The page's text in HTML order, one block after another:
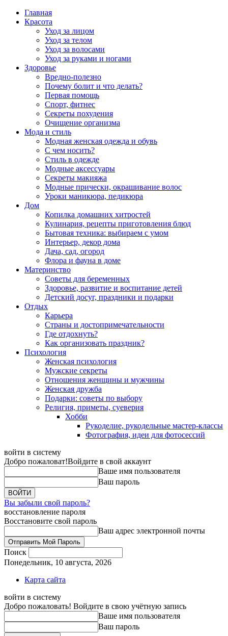
Главная
Красота
Уход за лицом
Уход за телом
Уход за волосами
Уход за руками и ногами
Здоровье
Вредно-полезно
Почему болит и что делать?
Первая помощь
Спорт, фитнес
Секреты похудения
Очищение организма
Мода и стиль
Модная женская одежда и обувь
С чем носить?
Стиль в одежде
Модные аксессуары
Секреты макияжа
Модные прически, окрашивание волос
Уроки маникюра, педикюра
Дом
Копилка домашних хитростей
Кулинария, рецепты приготовления блюд
Бытовая техника: выбираем с умом
Интерьер, декор дома
Дача, сад, огород
Флора и фауна в доме
Материнство
Советы для беременных
Здоровье, развитие и воспитание детей
Детский досуг, праздники и подарки
Отдых
Карьера
Страны и достопримечательности
Где отдохнуть?
Как организовать праздник?
Психология
Женская психология
Мужские секреты
Отношения женщины и мужчины
Женская дружба
Подарки: советы по выбору
Религия, приметы, суеверия
Хобби
Рукоделие, рукодельные мастер-классы
Фотография, идеи для фотосессий
войти в систему
Добро пожаловат!Войдите в свой аккаунт
Ваше имя пользователя
Ваш пароль
Вы забыли свой пароль?
восстановление пароля
Восстановите свой пароль
Ваш адрес электронной почты
Поиск
Понедельник, 10 августа, 2026
Карта сайта
войти в систему
Добро пожаловать! Войдите в свою учётную запись
Ваше имя пользователя
Ваш пароль